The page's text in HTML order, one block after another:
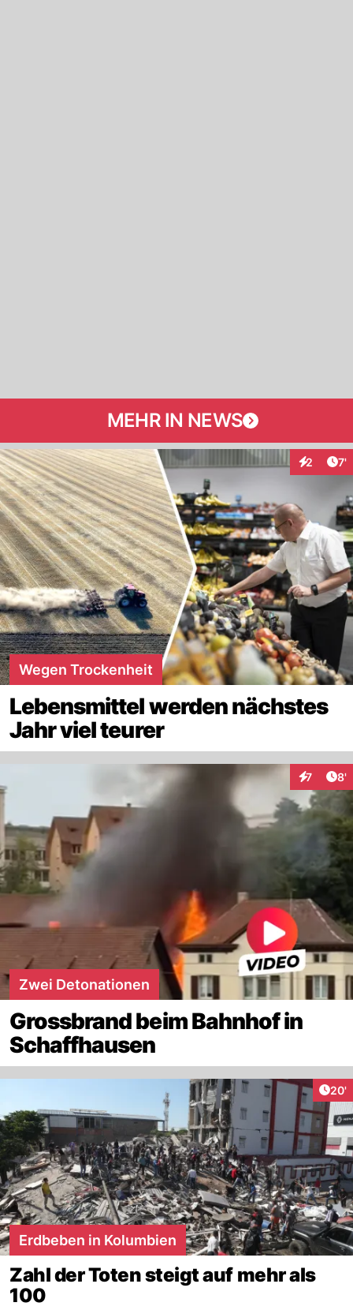
MEHR IN NEWS
2 7'
Wegen Trockenheit
Lebensmittel werden nächstes
Jahr viel teurer
7 8'
Zwei Detonationen
Grossbrand beim Bahnhof in
Schaffhausen
20'
Erdbeben in Kolumbien
Zahl der Toten steigt auf mehr als
100